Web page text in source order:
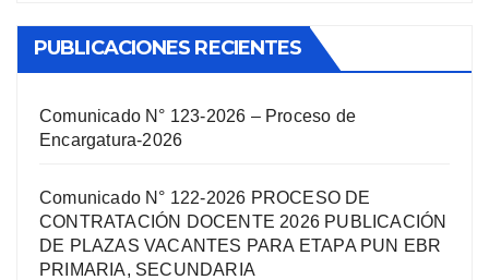
PUBLICACIONES RECIENTES
Comunicado N° 123-2026 – Proceso de
Encargatura-2026
Comunicado N° 122-2026 PROCESO DE
CONTRATACIÓN DOCENTE 2026 PUBLICACIÓN
DE PLAZAS VACANTES PARA ETAPA PUN EBR
PRIMARIA, SECUNDARIA